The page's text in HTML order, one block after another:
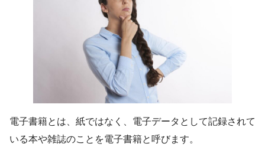
電子書籍とは、紙ではなく、電子データとして記録されて
いる本や雑誌のことを電子書籍と呼びます。